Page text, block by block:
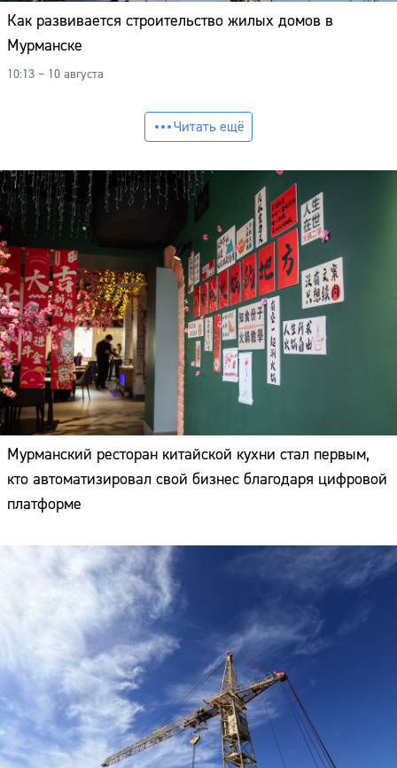
Как развивается строительство жилых домов в
Мурманске
10:13 – 10 августа
Читать ещё
Мурманский ресторан китайской кухни стал первым,
кто автоматизировал свой бизнес благодаря цифровой
платформе